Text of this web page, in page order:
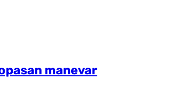
manevar